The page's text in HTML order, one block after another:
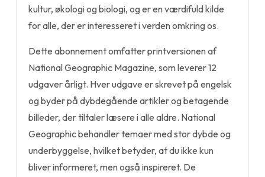
kultur, økologi og biologi, og er en værdifuld kilde
for alle, der er interesseret i verden omkring os.
Dette abonnement omfatter printversionen af
National Geographic Magazine, som leverer 12
udgaver årligt. Hver udgave er skrevet på engelsk
og byder på dybdegående artikler og betagende
billeder, der tiltaler læsere i alle aldre. National
Geographic behandler temaer med stor dybde og
underbyggelse, hvilket betyder, at du ikke kun
bliver informeret, men også inspireret. De